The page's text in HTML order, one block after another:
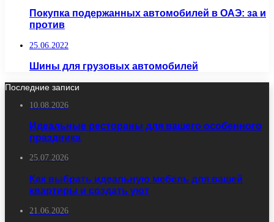
Покупка подержанных автомобилей в ОАЭ: за и
против
25.06.2022
Шины для грузовых автомобилей
Последние записи
10.08.2026
Идеальные рестораны для вашего особенного
праздника
25.07.2026
Как выбрать идеальную мебель для вашей
квартиры и создать уют
21.06.2026